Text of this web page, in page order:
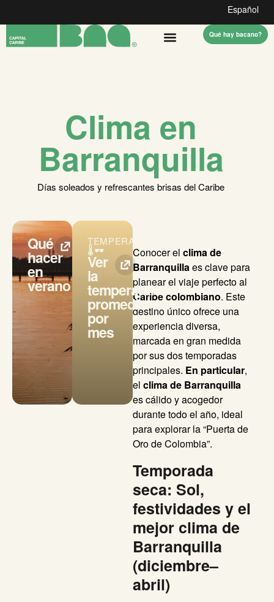
Español
Qué hay bacano?
Clima en
Barranquilla
Días soleados y refrescantes brisas del Caribe
Conocer el clima de
Barranquillaes clave para
planear el viaje perfecto al
Caribe colombiano. Este
destino único ofrece una
experiencia diversa,
marcada en gran medida
por sus dos temporadas
principales. En particular,
el clima de Barranquilla
es cálido y acogedor
durante todo el año, ideal
para explorar la “Puerta de
Oro de Colombia”.
Temporada
seca: Sol,
festividades y el
mejor clima de
Barranquilla
(diciembre–
abril)
Qué
hacer
en
verano
TEMPERATURA
🌡️🕶️
Ver
la
temperatura
promedio
por
mes